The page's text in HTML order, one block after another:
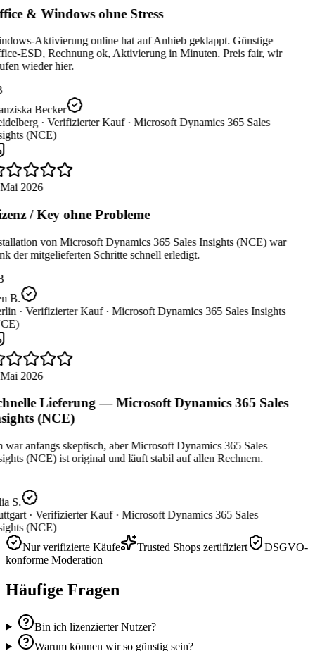
& Windows ohne Stress
Aktivierung online hat auf Anhieb geklappt. Günstige
ESD, Rechnung ok, Aktivierung in Minuten. Preis fair, wir
wieder hier.
Becker
· Verifizierter Kauf · Microsoft Dynamics 365 Sales
(NCE)
2026
/ Key ohne Probleme
von Microsoft Dynamics 365 Sales Insights (NCE) war
der mitgelieferten Schritte schnell erledigt.
B.
· Verifizierter Kauf · Microsoft Dynamics 365 Sales Insights
2026
Lieferung — Microsoft Dynamics 365 Sales
(NCE)
war anfangs skeptisch, aber Microsoft Dynamics 365 Sales
(NCE) ist original und läuft stabil auf allen Rechnern.
S.
· Verifizierter Kauf · Microsoft Dynamics 365 Sales
(NCE)
Nur verifizierte Käufe
Trusted Shops zertifiziert
DSGVO-
konforme Moderation
Häufige Fragen
Bin ich lizenzierter Nutzer?
Warum können wir so günstig sein?